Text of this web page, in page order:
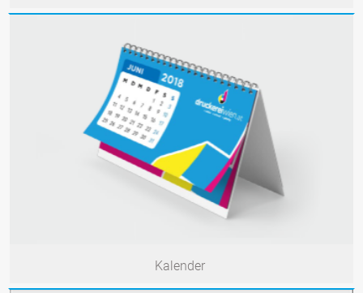
Kalender